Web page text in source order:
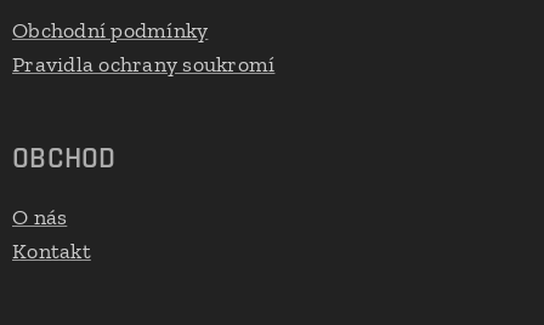
Obchodní podmínky
Pravidla ochrany soukromí
OBCHOD
O nás
Kontakt